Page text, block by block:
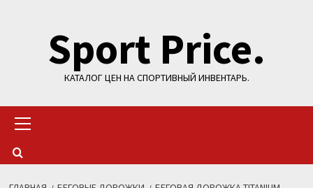
содержимомуSport Price.
КАТАЛОГ ЦЕН НА СПОРТИВНЫЙ ИНВЕНТАРЬ.
меню